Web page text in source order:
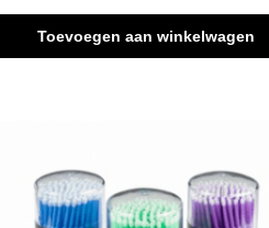
Toevoegen aan winkelwagen